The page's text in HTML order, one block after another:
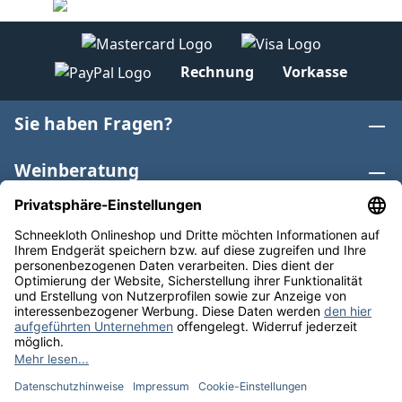
Rechnung Vorkasse
Sie haben Fragen?
Weinberatung
Informationen
Weinkategorien
Internationaler Wein
* Alle Preise inkl. gesetzl. Mehrwertsteuer zzgl.
anders angegeben. Bioprodukte im Bio-Kontrollverfahren